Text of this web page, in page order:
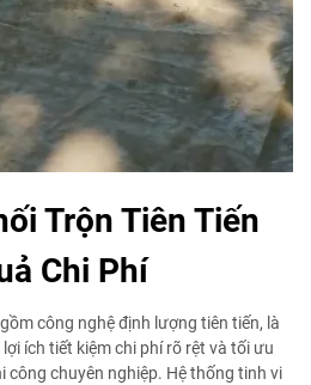
Trộn Tiên Tiến
Chi Phí
công nghệ định lượng tiên tiến, là
ích tiết kiệm chi phí rõ rệt và tối ưu
công chuyên nghiệp. Hệ thống tinh vi